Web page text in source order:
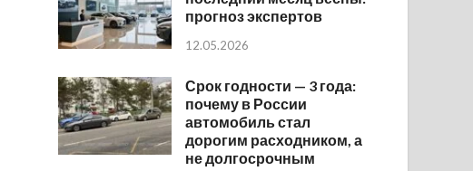
прогноз экспертов
12.05.2026
Срок годности — 3 года:
почему в России
автомобиль стал
дорогим расходником, а
не долгосрочным